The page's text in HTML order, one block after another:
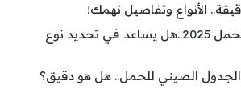
الأنواع وتفاصيل تهمك!
التقويم الصيني للحمل 2025..هل يساعد في تحديد نوع
الصيني للحمل.. هل هو دقيق؟